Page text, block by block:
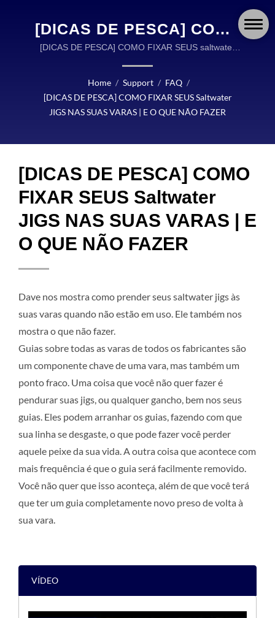
[DICAS DE PESCA] COMO
FIXAR SEUS SALTWATER
JIGS NAS SUAS VARAS |
E O QUE NÃO FAZER |
OKUMA FISHING:
PRECISÃO PARA CADA
AVENTURA
[DICAS DE PESCA] COMO FIXAR SEUS saltwater
Home / Support / FAQ /
[DICAS DE PESCA] COMO FIXAR SEUS Saltwater
JIGS NAS SUAS VARAS | E O QUE NÃO FAZER
[DICAS DE PESCA] COMO
FIXAR SEUS Saltwater
JIGS NAS SUAS VARAS | E
O QUE NÃO FAZER
Dave nos mostra como prender seus saltwater jigs às
suas varas quando não estão em uso. Ele também nos
mostra o que não fazer.
Guias sobre todas as varas de todos os fabricantes são
um componente chave de uma vara, mas também um
ponto fraco. Uma coisa que você não quer fazer é
pendurar suas jigs, ou qualquer gancho, bem nos seus
guias. Eles podem arranhar os guias, fazendo com que
sua linha se desgaste, o que pode fazer você perder
aquele peixe da sua vida. A outra coisa que acontece com
mais frequência é que o guia será facilmente removido.
Você não quer que isso aconteça, além de que você terá
que ter um guia completamente novo preso de volta à
sua vara.
VÍDEO